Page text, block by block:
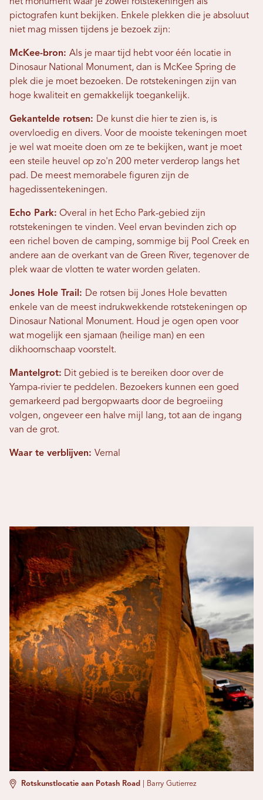
pictografen kunt bekijken. Enkele plekken die je absoluut
niet mag missen tijdens je bezoek zijn:
McKee-bron: Als je maar tijd hebt voor één locatie in
Dinosaur National Monument, dan is McKee Spring de
plek die je moet bezoeken. De rotstekeningen zijn van
hoge kwaliteit en gemakkelijk toegankelijk.
Gekantelde rotsen: De kunst die hier te zien is, is
overvloedig en divers. Voor de mooiste tekeningen moet
je wel wat moeite doen om ze te bekijken, want je moet
een steile heuvel op zo'n 200 meter verderop langs het
pad. De meest memorabele figuren zijn de
hagedissentekeningen.
Echo Park: Overal in het Echo Park-gebied zijn
rotstekeningen te vinden. Veel ervan bevinden zich op
een richel boven de camping, sommige bij Pool Creek en
andere aan de overkant van de Green River, tegenover de
plek waar de vlotten te water worden gelaten.
Jones Hole Trail: De rotsen bij Jones Hole bevatten
enkele van de meest indrukwekkende rotstekeningen op
Dinosaur National Monument. Houd je ogen open voor
wat mogelijk een sjamaan (heilige man) en een
dikhoornschaap voorstelt.
Mantelgrot: Dit gebied is te bereiken door over de
Yampa-rivier te peddelen. Bezoekers kunnen een goed
gemarkeerd pad bergopwaarts door de begroeiing
volgen, ongeveer een halve mijl lang, tot aan de ingang
van de grot.
Waar te verblijven: Vernal
Rotskunstlocatie aan Potash Road Barry Gutierrez